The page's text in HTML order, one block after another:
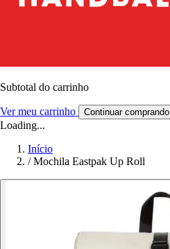
Subtotal do carrinho
Ver meu carrinho Continuar comprando
Loading...
Início
/ Mochila Eastpak Up Roll